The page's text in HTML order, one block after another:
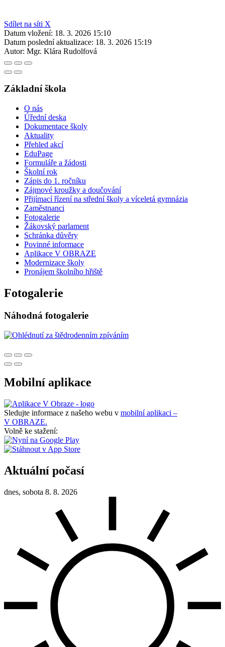
Sdílet na síti X
Datum vložení: 18. 3. 2026 15:10
Datum poslední aktualizace: 18. 3. 2026 15:19
Autor: Mgr. Klára Rudolfová
Základní škola
O nás
Úřední deska
Dokumentace školy
Aktuality
Přehled akcí
EduPage
Formuláře a žádosti
Školní rok
Zápis do 1. ročníku
Zájmové kroužky a doučování
Přijímací řízení na střední školy a víceletá gymnázia
Zaměstnanci
Fotogalerie
Žákovský parlament
Schránka důvěry
Povinné informace
Aplikace V OBRAZE
Modernizace školy
Pronájem školního hřiště
Fotogalerie
Náhodná fotogalerie
Mobilní aplikace
Sledujte informace z našeho webu v mobilní aplikaci –
V OBRAZE.
Volně ke stažení:
Aktuální počasí
dnes, sobota 8. 8. 2026